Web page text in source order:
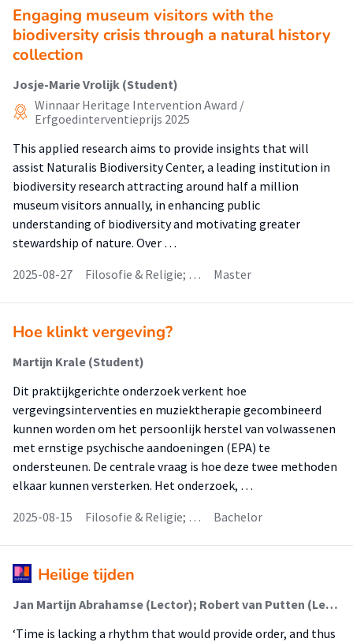
Engaging museum visitors with the
biodiversity crisis through a natural history
collection
Josje-Marie Vrolijk (Student)
Winnaar Heritage Intervention Award /
Erfgoedinterventieprijs 2025
This applied research aims to provide insights that will
assist Naturalis Biodiversity Center, a leading institution in
biodiversity research attracting around half a million
museum visitors annually, in enhancing public
understanding of biodiversity and motivating greater
stewardship of nature. Over …
2025-08-27
Filosofie & Religie; … Master
Hoe klinkt vergeving?
Martijn Krale (Student)
Dit praktijkgerichte onderzoek verkent hoe
vergevingsinterventies en muziektherapie gecombineerd
kunnen worden om het persoonlijk herstel van volwassenen
met ernstige psychische aandoeningen (EPA) te
ondersteunen. De centrale vraag is hoe deze twee methoden
elkaar kunnen versterken. Het onderzoek, …
2025-08-15
Filosofie & Religie; … Bachelor
Heilige tijden
Jan Martijn Abrahamse (Lector); Robert van Putten (Lector)
‘Time is lacking a rhythm that would provide order, and thus